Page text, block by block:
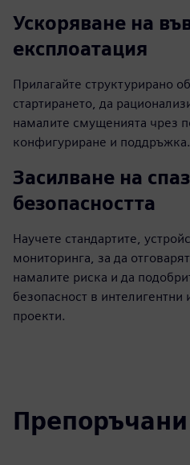
Ускоряване на
експлоатация
Прилагайте структурирано
стартирането, да
намалите смущенията чрез
конфигуриране и поддръжка.
Засилване на
безопасността
Научете стандартите,
мониторинга, за да
намалите риска и да
безопасност в интелигентни
проекти.